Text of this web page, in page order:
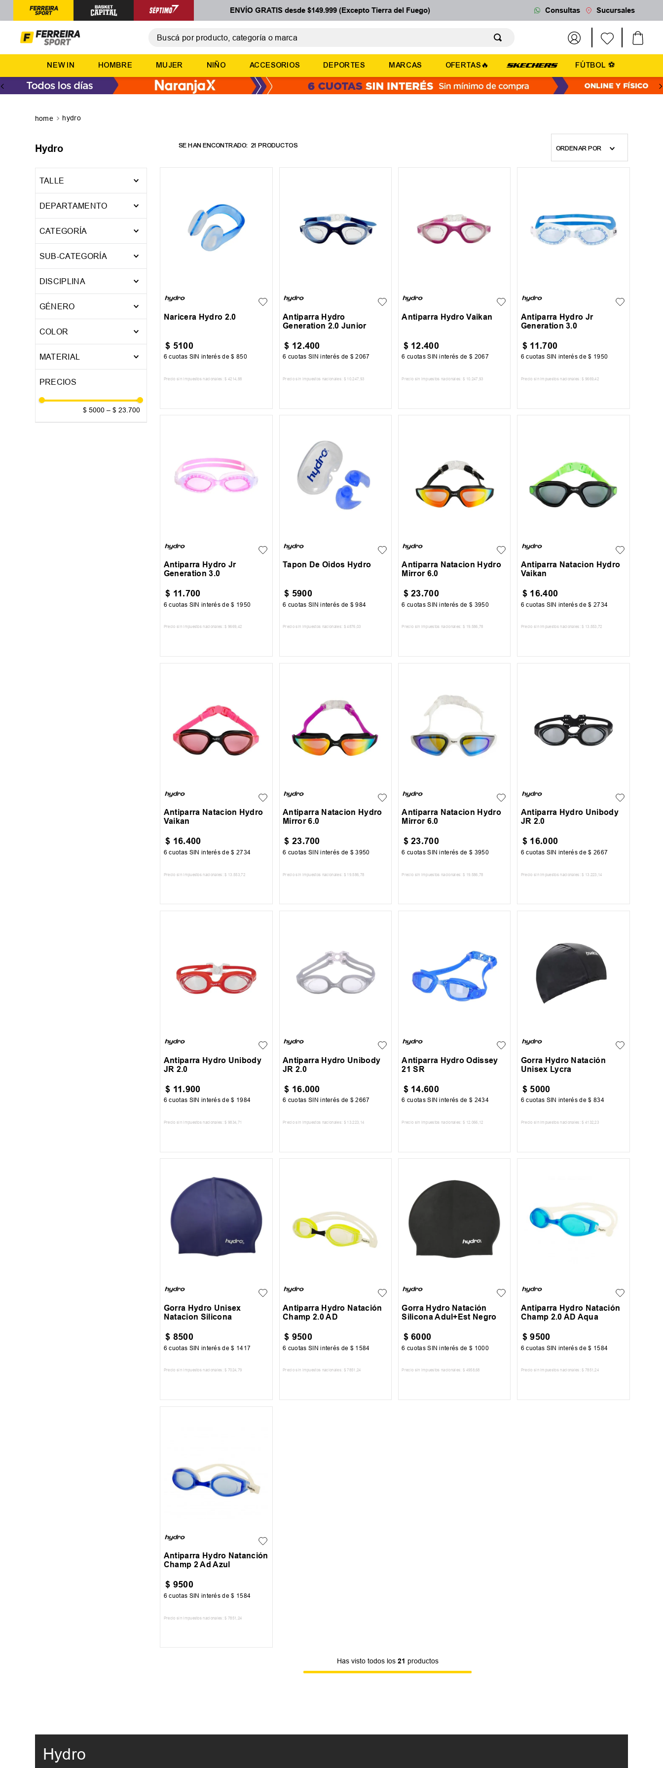
ENVÍO GRATIS desde $149.999 (Excepto Tierra del Fuego) Consultas Sucursales
NEW IN HOMBRE MUJER NIÑO ACCESORIOS DEPORTES MARCAS OFERTAS🔥 FÚTBOL ⚽
hydro
Hydro
DEPARTAMENTO
ACCESORIOS
CATEGORÍA
COMPLEMENTOS
SUB-CATEGORÍA
TAPONES DE
DISCIPLINA
GÉNERO
COLOR
CELESTE
MARINO
NEGRO
MATERIAL
TALLE
JR UN
$ 5000 – $ 23.700
21PRODUCTOS ORDENAR POR
Naricera Hydro 2.0
$ 5100
6 cuotas SIN interés de$ 850
Precio sin impuestos nacionales: $ 4214,88
Antiparra Hydro
Generation 2.0 Junior
$ 12.400
6 cuotas SIN interés de $ 2067
Precio sin impuestos nacionales: $ 10.247,93
Antiparra Hydro Vaikan
$ 12.400
6 cuotas SIN interés de$ 2067
Precio sin impuestos nacionales: $ 10.247 ,93
Antiparra Hydro Jr
Generation 3.0
$ 11.700
6 cuotas SIN interés de$ 1950
Precio sin impuestos nacionales: $ 9669,42
Antiparra Hydro Jr
Generation 3.0
$ 11.700
6 cuotas SIN interés de$ 1950
Precio sin impuestos nacionales: $ 9669,42
Tapon De Oidos Hydro
$ 5900
6 cuotas SIN interés de $ 984
Precio sin impuestos nacionales: $ 4876 ,03
Antiparra Natacion Hydro
Mirror 6.0
$ 23.700
6 cuotas SIN interés de$ 3950
Precio sin impuestos nacionales: $ 19.586 ,78
Antiparra Natacion Hydro
Vaikan
$ 16.400
6 cuotas SIN interés de$ 2734
Precio sin impuestos nacionales: $ 13 .553 ,72
Antiparra Natacion Hydro
Vaikan
$ 16.400
6 cuotas SIN interés de$ 2734
Precio sin impuestos nacionales: $ 13 553,72
Antiparra Natacion Hydro
Mirror 6.0
$ 23.700
6 cuotas SIN interés de $ 3950
Precio sin impuestos nacionales: $ 19.586 78
Antiparra Natacion Hydro
Mirror 6.0
$ 23.700
6 cuotas SIN interés de$ 3950
Precio sin impuestos nacionales: $ 19 586 78
Antiparra Hydro Unibody
JR 2.0
$ 16.000
6 cuotas SIN interés de$ 2667
Precio sin impuestos nacionales: $ 13 223 14
Antiparra Hydro Unibody
JR 2.0
$ 11.900
6 cuotas SIN interés de$ 1984
Precio sin impuestos nacionales: $ 9834 71
Antiparra Hydro Unibody
JR 2.0
$ 16.000
6 cuotas SIN interés de $ 2667
Precio sin impuestos nacionales: $ 13.223 14
Antiparra Hydro Odissey
21 SR
$ 14.600
6 cuotas SIN interés de$ 2434
Precio sin impuestos nacionales: $ 12 066 12
Gorra Hydro Natación
Unisex Lycra
$ 5000
6 cuotas SIN interés de$ 834
Precio sin impuestos nacionales: $ 4132 ,23
Gorra Hydro Unisex
Natacion Silicona
$ 8500
6 cuotas SIN interés de$ 1417
Precio sin impuestos nacionales: $ 7024,79
Antiparra Hydro Natación
Champ 2.0 AD
$ 9500
6 cuotas SIN interés de $ 1584
Precio sin impuestos nacionales: $ 7851 ,24
Gorra Hydro Natación
Silicona Adul+Est Negro
$ 6000
6 cuotas SIN interés de$ 1000
Precio sin impuestos nacionales: $ 4958,68
Antiparra Hydro Natación
Champ 2.0 AD Aqua
$ 9500
6 cuotas SIN interés de$ 1584
Precio sin impuestos nacionales: $ 7851 ,24
Antiparra Hydro Natanción
Champ 2 Ad Azul
$ 9500
6 cuotas SIN interés de$ 1584
Precio sin impuestos nacionales: $ 7851 24
Has visto todos los 21 productos
Hydro
TÉRMINOS MÁS BUSCADOS
2
zapatillas
5. zapatillas adidas